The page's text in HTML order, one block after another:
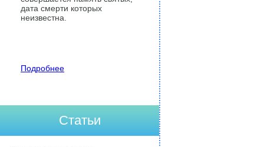
дата смерти которых
неизвестна.
Подробнее
Статьи